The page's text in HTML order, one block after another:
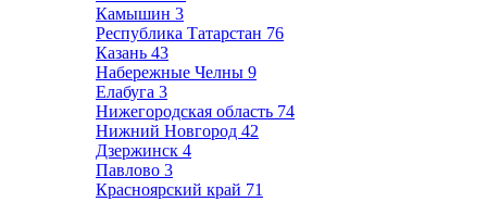
Камышин 3
Республика Татарстан 76
Казань 43
Набережные Челны 9
Елабуга 3
Нижегородская область 74
Нижний Новгород 42
Дзержинск 4
Павлово 3
Красноярский край 71